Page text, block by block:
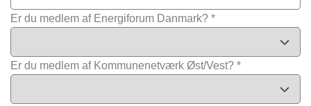
Er du medlem af Energiforum Danmark? *
Er du medlem af Kommunenetværk Øst/Vest? *